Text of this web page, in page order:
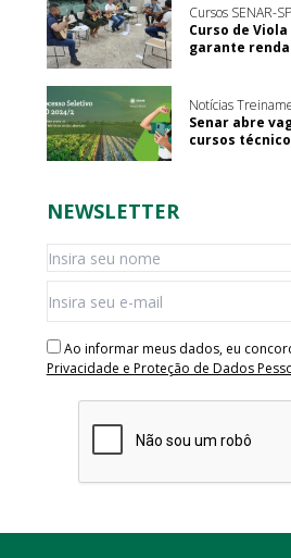
Cursos SENAR-
Curso de
garante
Notícias
Senar abre
cursos
NEWSLETTER
Ao informar meus dados, eu
Privacidade e Proteção de Dados